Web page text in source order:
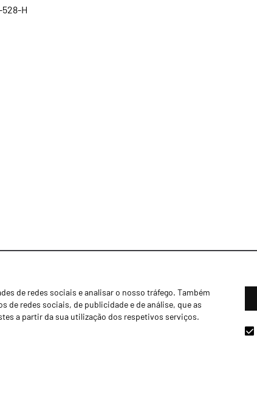
de redes sociais e analisar o nosso tráfego. Também
de redes sociais, de publicidade e de análise, que as
a partir da sua utilização dos respetivos serviços.
528-H
Notícias
Concessionários